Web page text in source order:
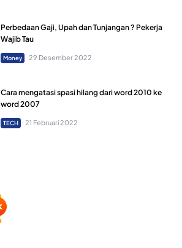
Perbedaan Gaji, Upah dan Tunjangan ? Pekerja
Wajib Tau
Money 29 Desember 2022
Cara mengatasi spasi hilang dari word 2010 ke
word 2007
TECH 21 Februari 2022